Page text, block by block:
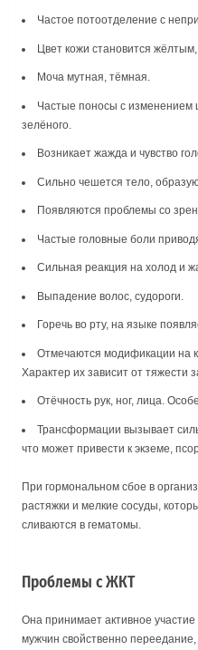
Частое потоотделение с
Цвет кожи становится
Моча мутная, тёмная.
Частые поносы с изменением
зелёного.
Возникает жажда и чувство
Сильно чешется тело,
Появляются проблемы со
Частые головные боли
Сильная реакция на холод и
Выпадение волос, судороги.
Горечь во рту, на языке
Отмечаются модификации на
Характер их зависит от тяжести
Отёчность рук, ног, лица.
Трансформации вызывает
что может привести к экземе,
При гормональном сбое в
растяжки и мелкие сосуды,
сливаются в гематомы.
Проблемы с ЖКТ
Она принимает активное
мужчин свойственно